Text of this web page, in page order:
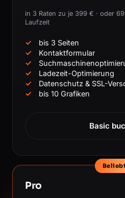
in 3 Raten zu je 399 € · oder
Laufzeit
bis 3 Seiten
Kontaktformular
Ladezeit-Optimierung
Datenschutz & SSL-
bis 10 Grafiken
Basic
Pro